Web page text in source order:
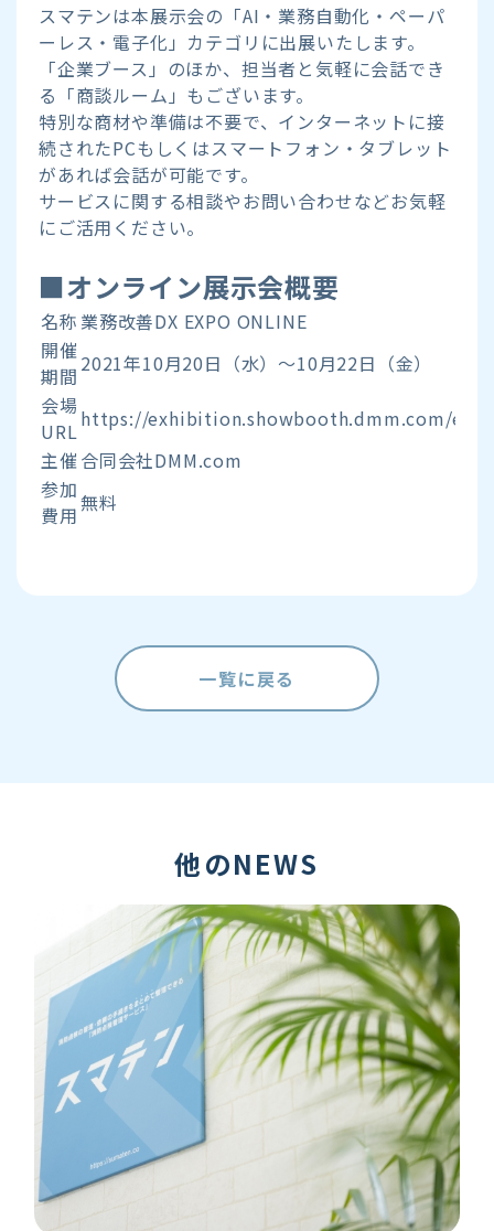
スマテンは本展示会の「AI・業務自動化・ペーパ
ーレス・電子化」カテゴリに出展いたします。
「企業ブース」のほか、担当者と気軽に会話でき
る「商談ルーム」もございます。
特別な商材や準備は不要で、インターネットに接
続されたPCもしくはスマートフォン・タブレット
があれば会話が可能です。
サービスに関する相談やお問い合わせなどお気軽
にご活用ください。
■オンライン展⽰会概要
名称 業務改善DX EXPO ONLINE
開催
期間 2021年10月20日（水）～10月22日（金）
会場
URL https://exhibition.showbooth.dmm.com/
主催 合同会社DMM.com
参加
費用無料
一覧に戻る
他のNEWS